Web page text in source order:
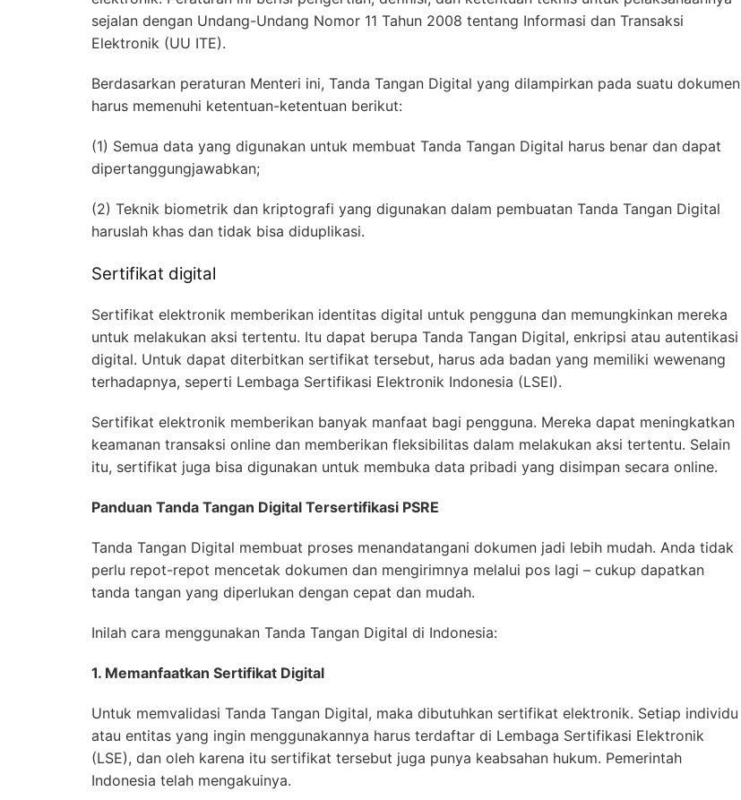
sejalan dengan Undang-Undang Nomor 11 Tahun 2008 tentang Informasi dan Transaksi
Elektronik (UU ITE).
Berdasarkan peraturan Menteri ini, Tanda Tangan Digital yang dilampirkan pada suatu dokumen
harus memenuhi ketentuan-ketentuan berikut:
(1) Semua data yang digunakan untuk membuat Tanda Tangan Digital harus benar dan dapat
dipertanggungjawabkan;
(2) Teknik biometrik dan kriptografi yang digunakan dalam pembuatan Tanda Tangan Digital
haruslah khas dan tidak bisa diduplikasi.
Sertifikat digital
Sertifikat elektronik memberikan identitas digital untuk pengguna dan memungkinkan mereka
untuk melakukan aksi tertentu. Itu dapat berupa Tanda Tangan Digital, enkripsi atau autentikasi
digital. Untuk dapat diterbitkan sertifikat tersebut, harus ada badan yang memiliki wewenang
terhadapnya, seperti Lembaga Sertifikasi Elektronik Indonesia (LSEI).
Sertifikat elektronik memberikan banyak manfaat bagi pengguna. Mereka dapat meningkatkan
keamanan transaksi online dan memberikan fleksibilitas dalam melakukan aksi tertentu. Selain
itu, sertifikat juga bisa digunakan untuk membuka data pribadi yang disimpan secara online.
Panduan Tanda Tangan Digital Tersertifikasi PSRE
Tanda Tangan Digital membuat proses menandatangani dokumen jadi lebih mudah. Anda tidak
perlu repot-repot mencetak dokumen dan mengirimnya melalui pos lagi – cukup dapatkan
tanda tangan yang diperlukan dengan cepat dan mudah.
Inilah cara menggunakan Tanda Tangan Digital di Indonesia:
1. Memanfaatkan Sertifikat Digital
Untuk memvalidasi Tanda Tangan Digital, maka dibutuhkan sertifikat elektronik. Setiap individu
atau entitas yang ingin menggunakannya harus terdaftar di Lembaga Sertifikasi Elektronik
(LSE), dan oleh karena itu sertifikat tersebut juga punya keabsahan hukum. Pemerintah
Indonesia telah mengakuinya.